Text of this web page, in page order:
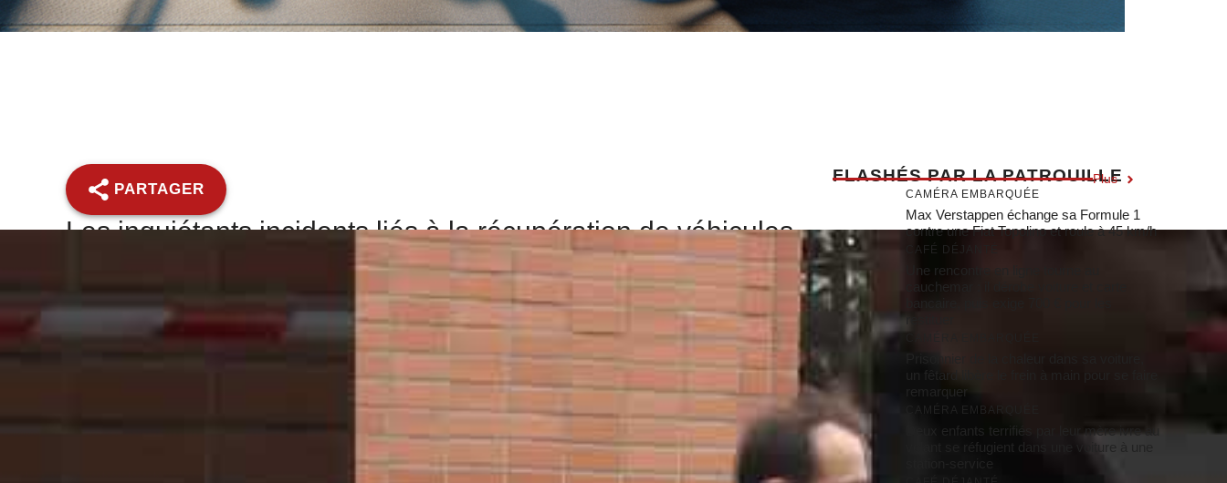
PARTAGER
Les inquiétants incidents liés à la récupération de véhicules
En 2025, le phénomène des propriétaires de voitures pris en flagrant délit tentant de récupérer leur bien
sans respecter la procédure légalement prévue est en augmentation. Ces situations exceptionnelles mais
révélatrices mettent en lumière l’importance du respect des règles et des contrôles stricts menés par les
autorités. La scène qui s’est déroulée récemment dans le Tarn-et-Garonne illustre parfaitement cette
problématique : deux jeunes déjà connus des services ont été interpellés alors qu’ils tentaient de revenir
prendre leur véhicule dans une fourrière, après une infraction initiale.
Ce cas soulève plusieurs questions : pourquoi certains acteurs choisissent-ils d’engager des démarches
FLASHÉS PAR LA PATROUILLE
Plus
CAMÉRA EMBARQUÉE
Max Verstappen échange sa Formule 1
contre une Fiat Topolino et roule à 45 km/h
CAFÉ DÉJANTÉ
Une rencontre en ligne tourne au
cauchemar : il dérobe voiture et carte
un fêtard libère le frein à main pour se faire
remarquer
CAMÉRA EMBARQUÉE
Deux enfants terrifiés par leur mère ivre au
volant se réfugient dans une voiture à une
station-service